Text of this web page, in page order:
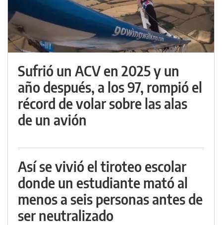
Sufrió un ACV en 2025 y un
año después, a los 97, rompió el
récord de volar sobre las alas
de un avión
Así se vivió el tiroteo escolar
donde un estudiante mató al
menos a seis personas antes de
ser neutralizado